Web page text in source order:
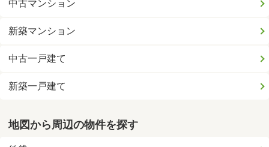
中古マンション
新築マンション
中古一戸建て
新築一戸建て
地図から周辺の物件を探す